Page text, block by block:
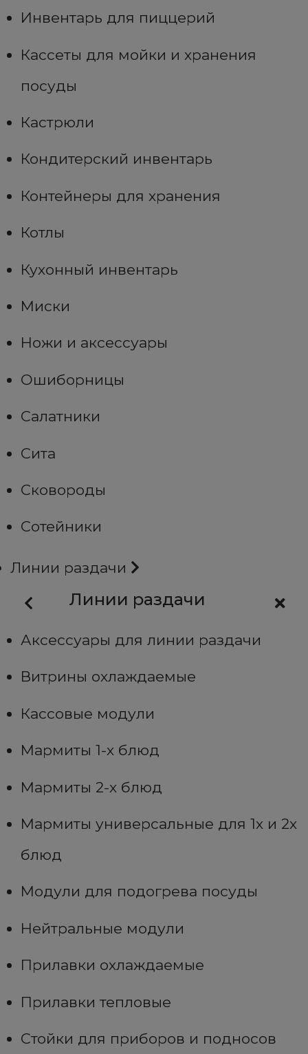
Инвентарь для пиццерий
Кассеты для мойки и хранения
посуды
Кастрюли
Кондитерский инвентарь
Контейнеры для хранения
Котлы
Кухонный инвентарь
Миски
Ножи и аксессуары
Ошиборницы
Салатники
Сита
Сковороды
Сотейники
Линии раздачи
Линии раздачи
Аксессуары для линии раздачи
Витрины охлаждаемые
Кассовые модули
Мармиты 1-х блюд
Мармиты 2-х блюд
Мармиты универсальные для 1х и 2х
блюд
Модули для подогрева посуды
Нейтральные модули
Прилавки охлаждаемые
Прилавки тепловые
Стойки для приборов и подносов